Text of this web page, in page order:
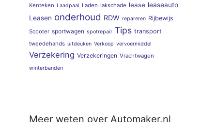
Kenteken Laadpaal Laden lakschade lease leaseauto
Leasen onderhoud RDW repareren Rijbewijs
Scooter sportwagen spotrepair Tips transport
tweedehands uitdeuken Verkoop vervoermiddel
Verzekering Verzekeringen Vrachtwagen
winterbanden
Meer weten over Automaker.nl